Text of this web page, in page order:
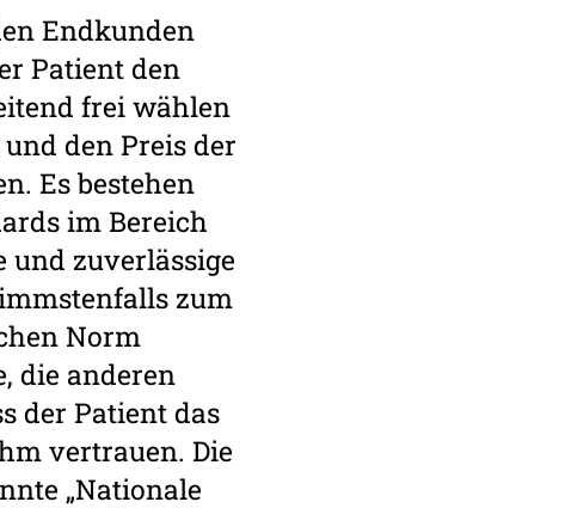
Endkunden
Patient den
frei wählen
den Preis der
Es bestehen
im Bereich
und zuverlässige
zum
Norm
die anderen
der Patient das
vertrauen. Die
„Nationale